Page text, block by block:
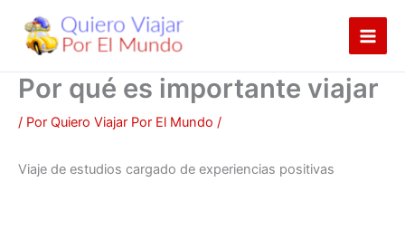
contenido
Por qué es importante viajar
/ Por Quiero Viajar Por El Mundo /
Viaje de estudios cargado de experiencias positivas